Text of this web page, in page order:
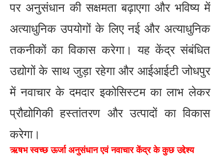
पर अनुसंधान की सक्षमता बढ़ाएगा और भविष्य में
अत्याधुनिक उपयोगों के लिए नई और अत्याधुनिक
तकनीकों का विकास करेगा। यह केंद्र संबंधित
उद्योगों के साथ जुड़ा रहेगा और आईआईटी जोधपुर
में नवाचार के दमदार इकोसिस्टम का लाभ लेकर
प्रौद्योगिकी हस्तांतरण और उत्पादों का विकास
करेगा।
ऋषभ स्वच्छ ऊर्जा अनुसंधान एवं नवाचार केंद्र के कुछ उद्देश्य